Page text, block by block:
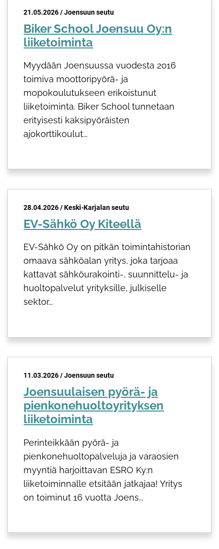
21.05.2026 / Joensuun seutu
Biker School Joensuu Oy:n
liiketoiminta
Myydään Joensuussa vuodesta 2016
toimiva moottoripyörä- ja
mopokoulutukseen erikoistunut
liiketoiminta. Biker School tunnetaan
erityisesti kaksipyöräisten
ajokorttikoulut...
28.04.2026 / Keski-Karjalan seutu
EV-Sähkö Oy Kiteellä
EV-Sähkö Oy on pitkän toimintahistorian
omaava sähköalan yritys, joka tarjoaa
kattavat sähköurakointi-, suunnittelu- ja
huoltopalvelut yrityksille, julkiselle
sektor...
11.03.2026 / Joensuun seutu
Joensuulaisen pyörä- ja
pienkonehuoltoyrityksen
liiketoiminta
Perinteikkään pyörä- ja
pienkonehuoltopalveluja ja varaosien
myyntiä harjoittavan ESRO Ky:n
liiketoiminnalle etsitään jatkajaa! Yritys
on toiminut 16 vuotta Joens...